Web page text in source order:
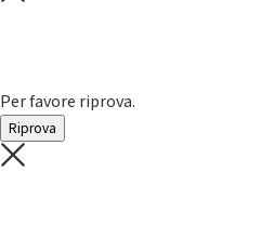
Per favore riprova.
Riprova